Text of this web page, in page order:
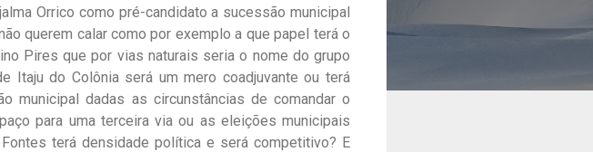
Orrico como pré-candidato a sucessão municipal
querem calar como por exemplo a que papel terá o
Pires que por vias naturais seria o nome do grupo
Itaju do Colônia será um mero coadjuvante ou terá
municipal dadas as circunstâncias de comandar o
para uma terceira via ou as eleições municipais
terá densidade política e será competitivo? E